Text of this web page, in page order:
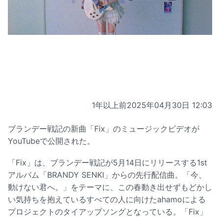
1年以上前2025年04月30日 12:03
ブランデー戦記の新曲「Fix」のミュージックビデオが
YouTubeで公開された。
「Fix」は、ブランデー戦記が5月14日にリリースする1st
アルバム「BRANDY SENKI」からの先行配信曲。「今、
動けない君へ。」をテーマに、この春動き出せずもどかし
い気持ちを抱えているすべての人に向けたahamoによる
プロジェクトのタイアップソングとなっている。「Fix」